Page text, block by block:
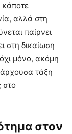
κάποτε
αλλά στη
παίρνει
στη δικαίωση
μόνο, ακόμη
τάξη
στο
στον